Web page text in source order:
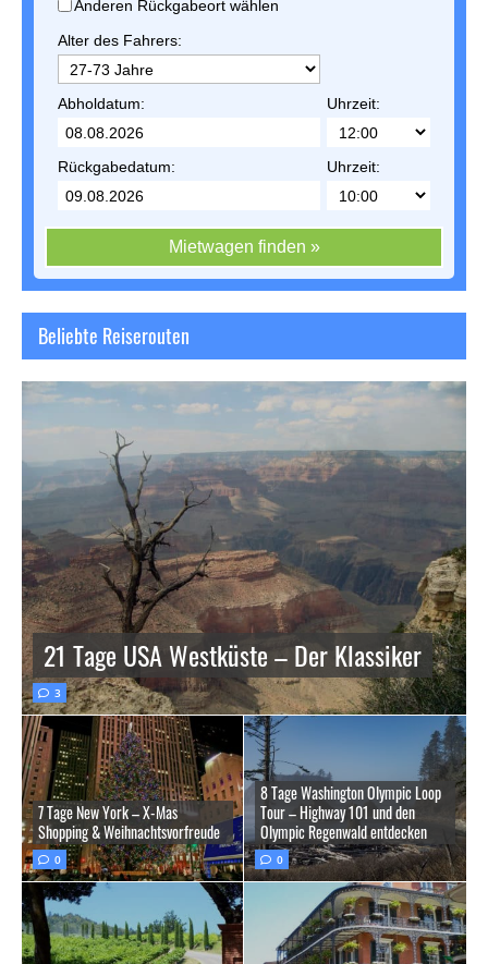
Anderen Rückgabeort wählen
Alter des Fahrers:
Abholdatum:
Rückgabedatum:
Uhrzeit:
Uhrzeit:
Mietwagen finden »
Beliebte Reiserouten
21 Tage USA Westküste – Der Klassiker
3
7 Tage New York – X-Mas
Shopping & Weihnachtsvorfreude
0
8 Tage Washington Olympic Loop
Tour – Highway 101 und den
Olympic Regenwald entdecken
0